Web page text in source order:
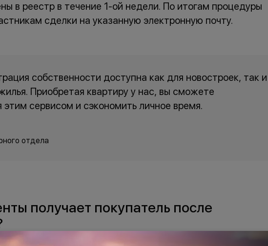
в реестр в течение 1-ой недели. По итогам процедуры
сделки на указанную электронную почту.
собственности доступна как для новостроек, так и
Приобретая квартиру у нас, вы сможете
этим сервисом и сэкономить личное время.
отдела
получает покупатель после